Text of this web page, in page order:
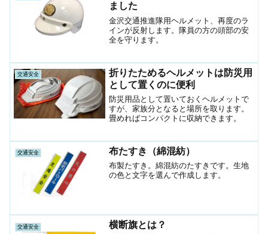
ました
金沢交通推進隊用ヘルメット、再度のラ
インが反射します。隊員の方の頭部の安
全を守ります。
交通安全
折りたためるヘルメットは防災用
として置くのに便利
防災用品として置いておくヘルメットで
すが、家族分となると場所を取ります。
畳めればコンパクトに収納できます。
交通安全 布たすき（綿混紡）
布製たすき。綿混紡のたすきです。生地
の色と文字を選んで作成します。
交通安全 横断旗とは？